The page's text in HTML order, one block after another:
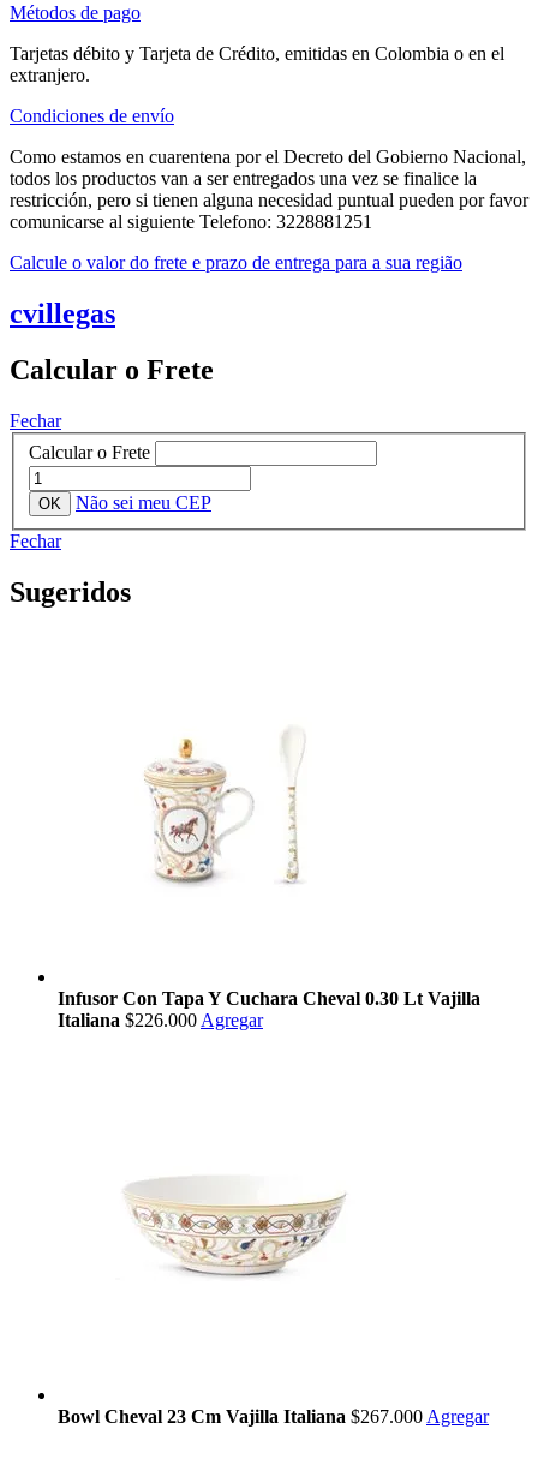
Métodos de pago
Tarjetas débito y Tarjeta de Crédito, emitidas en Colombia o en el
extranjero.
Condiciones de envío
Como estamos en cuarentena por el Decreto del Gobierno Nacional,
todos los productos van a ser entregados una vez se finalice la
restricción, pero si tienen alguna necesidad puntual pueden por favor
comunicarse al siguiente Telefono: 3228881251
Calcule o valor do frete e prazo de entrega para a sua região
cvillegas
Calcular o Frete
Fechar
Calcular o Frete
Não sei meu CEP
Fechar
Sugeridos
Infusor Con Tapa Y Cuchara Cheval 0.30 Lt Vajilla
Italiana $226.000 Agregar
Bowl Cheval 23 Cm Vajilla Italiana $267.000 Agregar